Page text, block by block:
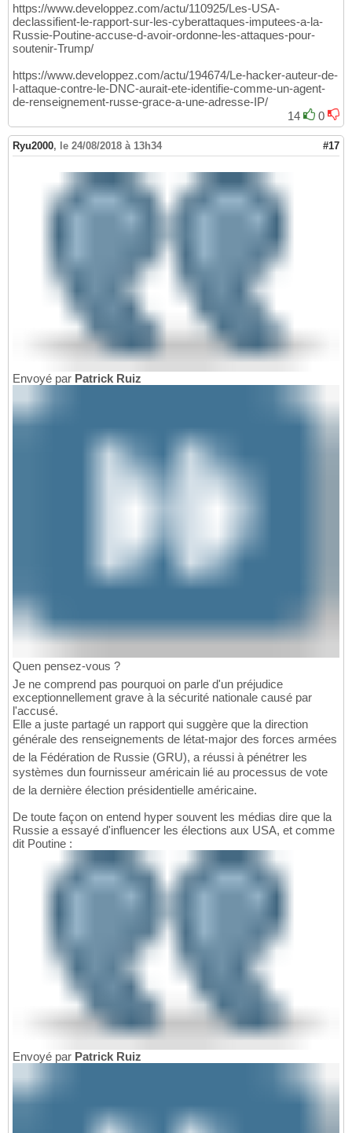
https://www.developpez.com/actu/110925/Les-USA-
declassifient-le-rapport-sur-les-cyberattaques-imputees-a-la-
Russie-Poutine-accuse-d-avoir-ordonne-les-attaques-pour-
soutenir-Trump/
https://www.developpez.com/actu/194674/Le-hacker-auteur-de-
l-attaque-contre-le-DNC-aurait-ete-identifie-comme-un-agent-
de-renseignement-russe-grace-a-une-adresse-IP/
14
0
Ryu2000, le 24/08/2018 à 13h34 #17
Envoyé par Patrick Ruiz
Quen pensez-vous ?
Je ne comprend pas pourquoi on parle d'un préjudice
exceptionnellement grave à la sécurité nationale causé par
l'accusé.
Elle a juste partagé un rapport qui suggère que la direction
générale des renseignements de létat-major des forces armées
de la Fédération de Russie (GRU), a réussi à pénétrer les
systèmes dun fournisseur américain lié au processus de vote
de la dernière élection présidentielle américaine.
De toute façon on entend hyper souvent les médias dire que la
Russie a essayé d'influencer les élections aux USA, et comme
dit Poutine :
Envoyé par Patrick Ruiz